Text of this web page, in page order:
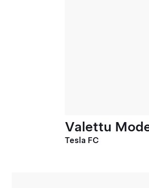
Valettu
Tesla FC